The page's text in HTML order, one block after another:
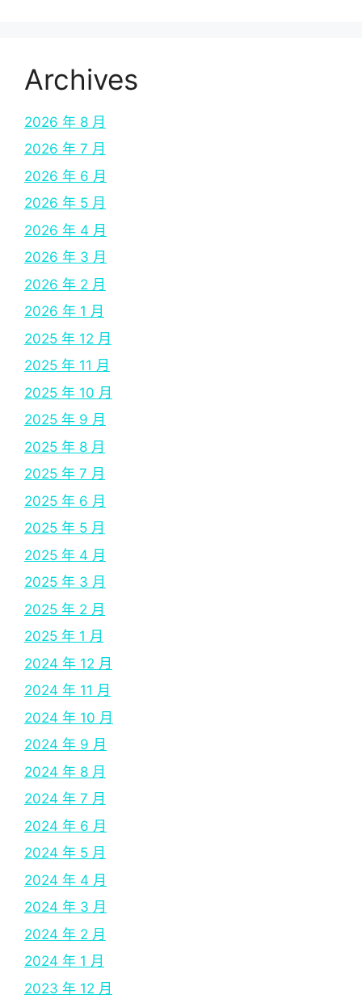
Archives
2026 年 8 月
2026 年 7 月
2026 年 6 月
2026 年 5 月
2026 年 4 月
2026 年 3 月
2026 年 2 月
2026 年 1 月
2025 年 12 月
2025 年 11 月
2025 年 10 月
2025 年 9 月
2025 年 8 月
2025 年 7 月
2025 年 6 月
2025 年 5 月
2025 年 4 月
2025 年 3 月
2025 年 2 月
2025 年 1 月
2024 年 12 月
2024 年 11 月
2024 年 10 月
2024 年 9 月
2024 年 8 月
2024 年 7 月
2024 年 6 月
2024 年 5 月
2024 年 4 月
2024 年 3 月
2024 年 2 月
2024 年 1 月
2023 年 12 月